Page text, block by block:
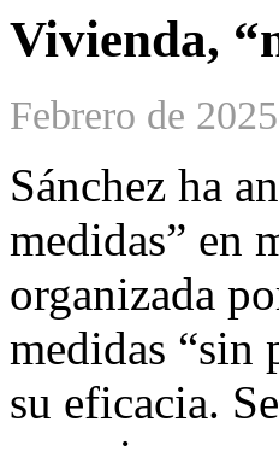
Vivienda,
Febrero de 2025
Sánchez ha
medidas” en
organizada
medidas “sin
su eficacia.